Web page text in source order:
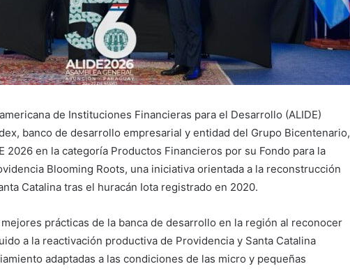
de Instituciones Financieras para el Desarrollo (ALIDE)
banco de desarrollo empresarial y entidad del Grupo Bicentenario,
2026 en la categoría Productos Financieros por su Fondo para la
Blooming Roots, una iniciativa orientada a la reconstrucción
Catalina tras el huracán Iota registrado en 2020.
prácticas de la banca de desarrollo en la región al reconocer
a la reactivación productiva de Providencia y Santa Catalina
adaptadas a las condiciones de las micro y pequeñas